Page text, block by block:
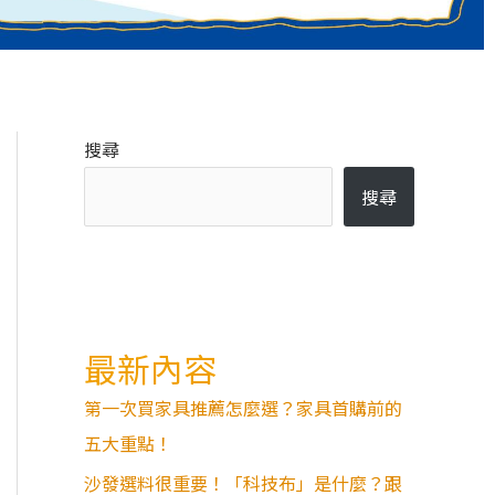
搜尋
搜尋
最新內容
第一次買家具推薦怎麼選？家具首購前的
五大重點！
沙發選料很重要！「科技布」是什麼？跟